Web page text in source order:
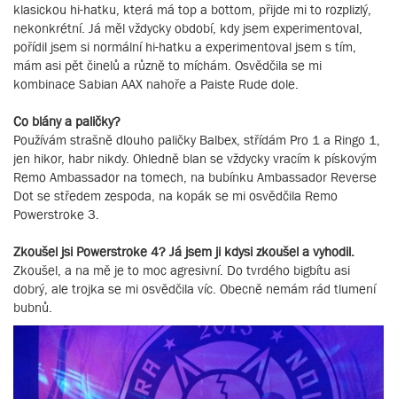
klasickou hi-hatku, která má top a bottom, přijde mi to rozplizlý,
nekonkrétní. Já měl vždycky období, kdy jsem experimentoval,
pořídil jsem si normální hi-hatku a experimentoval jsem s tím,
mám asi pět činelů a různě to míchám. Osvědčila se mi
kombinace Sabian AAX nahoře a Paiste Rude dole.
Co blány a paličky?
Používám strašně dlouho paličky Balbex, střídám Pro 1 a Ringo 1,
jen hikor, habr nikdy. Ohledně blan se vždycky vracím k pískovým
Remo Ambassador na tomech, na bubínku Ambassador Reverse
Dot se středem zespoda, na kopák se mi osvědčila Remo
Powerstroke 3.
Zkoušel jsi Powerstroke 4? Já jsem ji kdysi zkoušel a vyhodil.
Zkoušel, a na mě je to moc agresivní. Do tvrdého bigbítu asi
dobrý, ale trojka se mi osvědčila víc. Obecně nemám rád tlumení
bubnů.